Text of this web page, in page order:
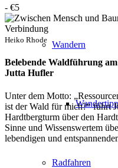
Wandern
Radfahren
- €5
Heiko Rhode
Belebende Waldführung
Jutta Hufler
Unter dem Motto:
ist der Wald für mich?“ führt
Hardtbergturm über den
Sinne und Wissenswertem
lebendigen und